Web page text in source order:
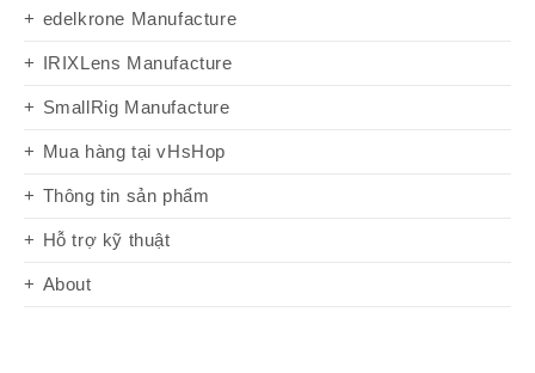
edelkrone Manufacture
IRIXLens Manufacture
SmallRig Manufacture
Mua hàng tại vHsHop
Thông tin sản phẩm
Hỗ trợ kỹ thuật
About